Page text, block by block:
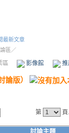
最新文章
區／
區 影像館
論版）
第
討論主題